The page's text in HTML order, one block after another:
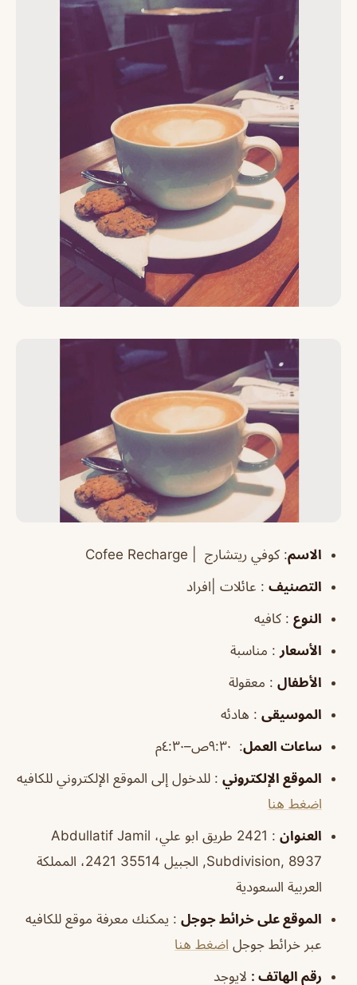
الاسم: كوفي ريتشارج | Cofee Recharge
التصنيف : عائلات |افراد
النوع : كافيه
الأسعار : مناسبة
الأطفال : معقولة
الموسيقى : هادئه
ساعات العمل:
الموقع الإلكتروني : للدخول إلى الموقع الإلكتروني للكافيه
اضغط هنا
العنوان
: 2421 طريق ابو علي، Abdullatif Jamil
Subdivision, 8937, الجبيل 35514 2421، المملكة
العربية السعودية
الموقع على خرائط جوجل : يمكنك معرفة موقع للكافيه
عبر خرائط جوجل اضغط هنا
رقم الهاتف : لايوجد